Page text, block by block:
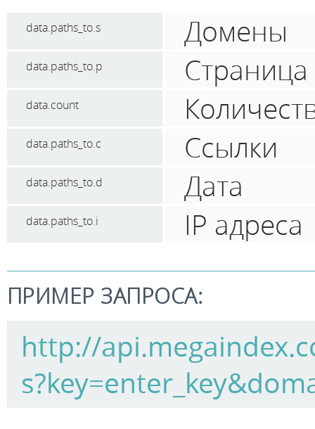
data.paths_to.s Домены
data.paths_to.p Страница
data.count
data.paths_to.с Ссылки
data.paths_to.d Дата
data.paths_to.i IP адреса
ПРИМЕР ЗАПРОСА:
http://